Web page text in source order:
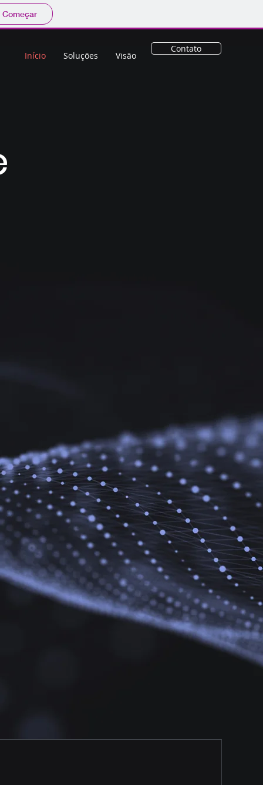
Começar
Início Soluções Visão
Contato